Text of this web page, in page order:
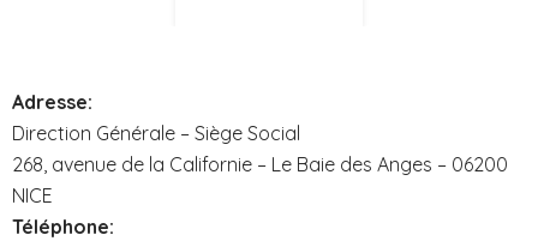
Adresse:
Direction Générale – Siège Social
268, avenue de la Californie – Le Baie des Anges – 06200
NICE
Téléphone: